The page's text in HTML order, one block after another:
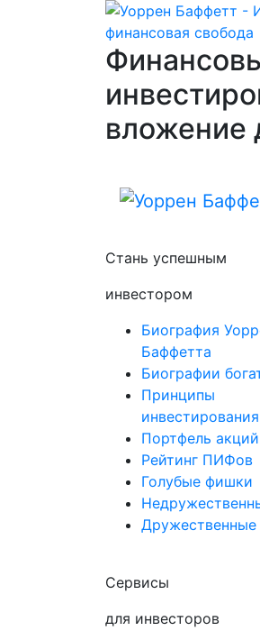
вложение
Стань успешным
инвестором
Биография
Баффетта
Биографии
Принципы
инвестирования
Портфель
Рейтинг ПИФов
Голубые фишки
Дружественные
Сервисы
для инвесторов